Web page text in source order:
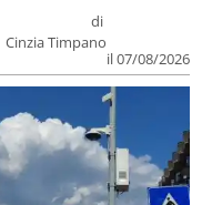
di
Cinzia Timpano
il 07/08/2026